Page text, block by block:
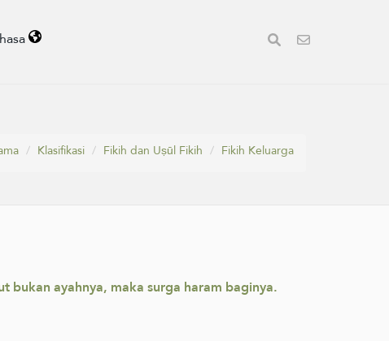
Klasifikasi Fikih dan Uṣūl Fikih Fikih Keluarga
bukan ayahnya, maka surga haram baginya.